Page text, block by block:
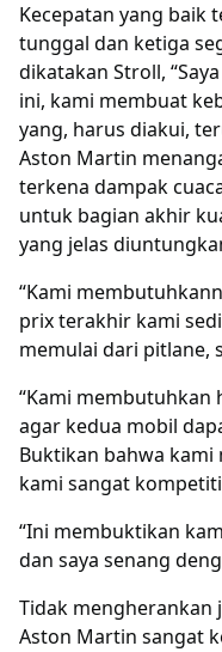
Kecepatan yang baik
tunggal dan ketiga
dikatakan Stroll,
ini, kami membuat
yang, harus diakui,
Aston Martin
terkena dampak
untuk bagian akhir
yang jelas
“Kami
prix terakhir kami
memulai dari pitlane,
“Kami membutuhkan
agar kedua mobil
Buktikan bahwa kami
kami sangat
“Ini membuktikan
dan saya senang
Tidak mengherankan
Aston Martin sangat